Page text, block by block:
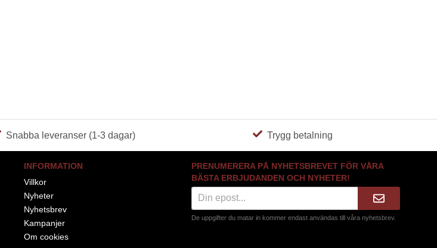
Snabba leveranser (1-3 dagar) Trygg betalning
INFORMATION
Villkor
Nyheter
Nyhetsbrev
Kampanjer
Om cookies
PRENUMERERA PÅ NYHETSBREVET FÖR VÅRA
BÄSTA ERBJUDANDEN OCH NYHETER!
De uppgifter du matar in kommer endast användas till våra nyhetsbrev.